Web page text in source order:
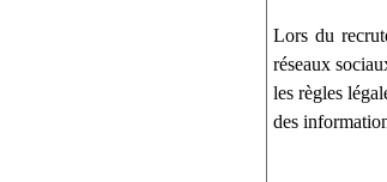
Lors du
réseaux
les règles
des